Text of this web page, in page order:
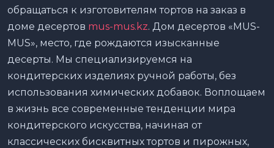
обращаться к изготовителям тортов на заказ в
доме десертов mus-mus.kz. Дом десертов «MUS-
MUS», место, где рождаются изысканные
десерты. Мы специализируемся на
кондитерских изделиях ручной работы, без
использования химических добавок. Воплощаем
в жизнь все современные тенденции мира
кондитерского искусства, начиная от
классических бисквитных тортов и пирожных,